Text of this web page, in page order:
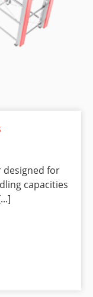
designed for
capacities